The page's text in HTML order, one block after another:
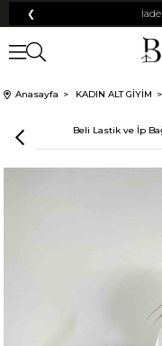
❮ Tüm Kredi
Anasayfa KADIN ALT GİYİM
Beli Lastik ve İp
500 TL
50 TL
% 5